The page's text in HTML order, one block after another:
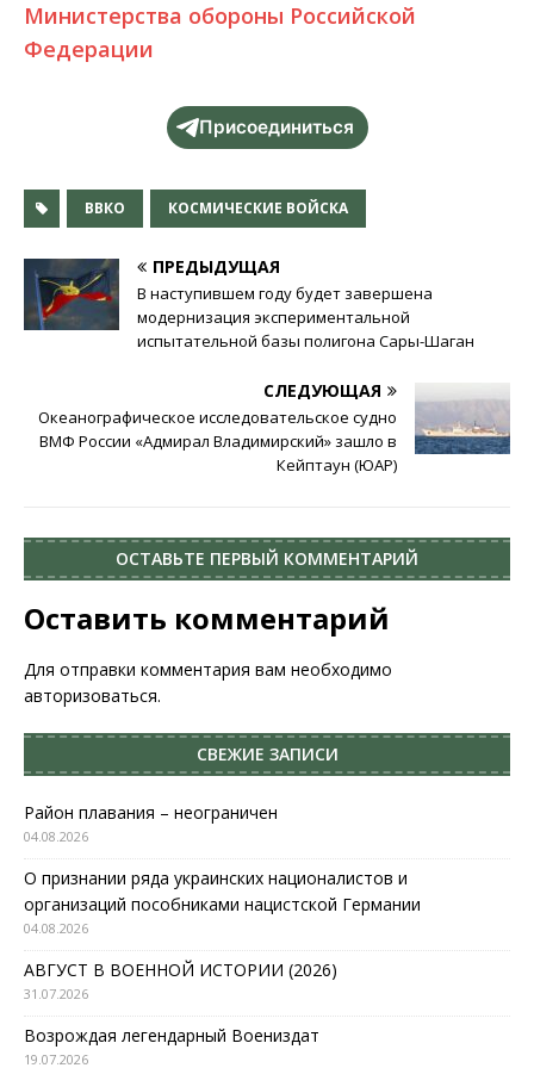
Министерства обороны Российской
Федерации
Присоединиться
ВВКО КОСМИЧЕСКИЕ ВОЙСКА
ПРЕДЫДУЩАЯ
В наступившем году будет завершена
модернизация экспериментальной
испытательной базы полигона Сары-Шаган
СЛЕДУЮЩАЯ
Океанографическое исследовательское судно
ВМФ России «Адмирал Владимирский» зашло в
Кейптаун (ЮАР)
ОСТАВЬТЕ ПЕРВЫЙ КОММЕНТАРИЙ
Оставить комментарий
Для отправки комментария вам необходимо
авторизоваться.
СВЕЖИЕ ЗАПИСИ
Район плавания – неограничен
04.08.2026
О признании ряда украинских националистов и
организаций пособниками нацистской Германии
04.08.2026
АВГУСТ В ВОЕННОЙ ИСТОРИИ (2026)
31.07.2026
Возрождая легендарный Воениздат
19.07.2026